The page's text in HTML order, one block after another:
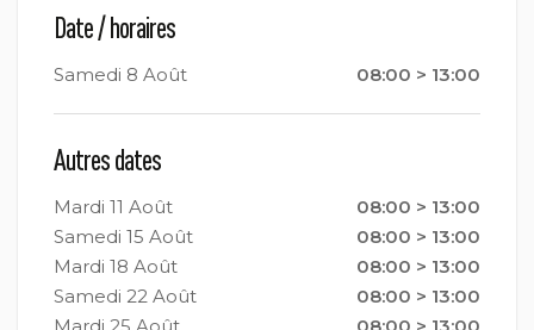
Date / horaires
Samedi 8 Août 08:00 > 13:00
Autres dates
Mardi 11 Août
08:00 > 13:00
Samedi 15 Août
08:00 > 13:00
Mardi 18 Août
08:00 > 13:00
Samedi 22 Août
08:00 > 13:00